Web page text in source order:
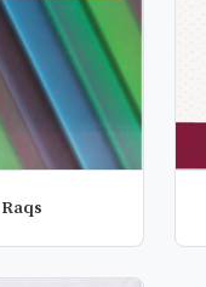
Raqs